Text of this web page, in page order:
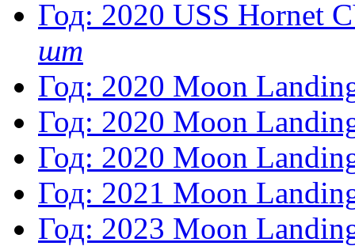
Год: 2020 USS Hornet
шт
Год: 2020 Moon
Год: 2020 Moon
Год: 2020 Moon
Год: 2021 Moon
Год: 2023 Moon